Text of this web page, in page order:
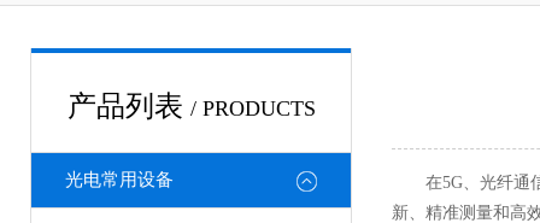
产品列表 / PRODUCTS
光电常用设备
在5G、光纤通信
新、精准测量和高